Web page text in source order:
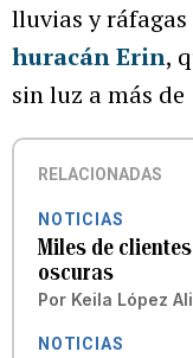
lluvias y
huracán Erin,
sin luz a más de
RELACIONADAS
NOTICIAS
Miles de
oscuras
Por Keila López
NOTICIAS